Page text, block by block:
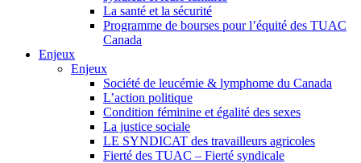
La santé et la sécurité
Programme de bourses pour l’équité des TUAC
Canada
Enjeux
Enjeux
Société de leucémie & lymphome du Canada
L’action politique
Condition féminine et égalité des sexes
La justice sociale
LE SYNDICAT des travailleurs agricoles
Fierté des TUAC – Fierté syndicale